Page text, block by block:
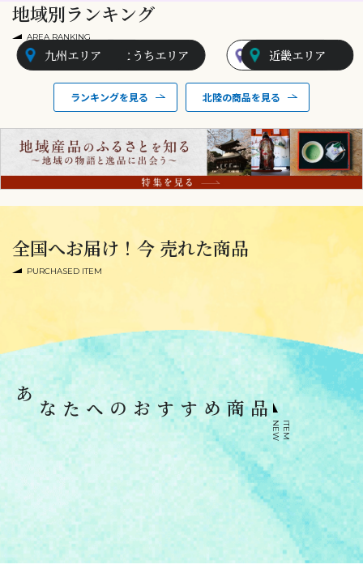
地域別ランキング
AREA RANKING
北陸エリア
近畿エリア
山陰エリアせとうちエリア
九州エリア
ランキングを見る 北陸の商品を見る
全国へお届け！今 売れた商品
PURCHASED ITEM
あなたへのおすすめ商品
N
E
W
I
T
E M